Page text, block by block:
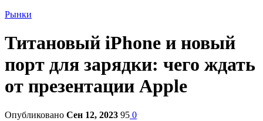
Рынки
Титановый iPhone и новый
порт для зарядки: чего ждать
от презентации Apple
Опубликовано Сен 12, 2023 95 0